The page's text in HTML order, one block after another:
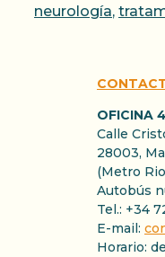
neurología,
OFICINA
Calle
28003,
(Metro
Autobús
Tel.: +34
E-mail:
Horario: